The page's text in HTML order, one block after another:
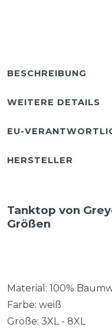
BESCHREIBUNG
WEITERE DETAILS
EU-
HERSTELLER
Tanktop von
Größen
Material: 100%
Farbe: weiß
Größe: 3XL - 8XL